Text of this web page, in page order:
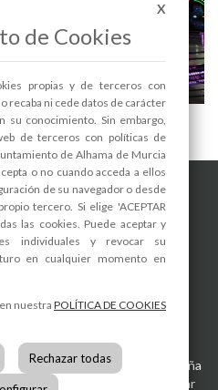
INFANTILES - 1
las Redes
Aviso Legal
Alhama de Murcia (Murcia)
España
Avatar
X
de Cookies
propias y de terceros con
recaba ni cede datos de carácter
su conocimiento. Sin embargo,
de terceros con políticas de
de Alhama de Murcia
o no cuando acceda a ellos
de su navegador o desde
tercero. Si elige 'ACEPTAR
las cookies. Puede aceptar y
individuales y revocar su
en cualquier momento en
nuestra POLÍTICA DE COOKIES
Rechazar todas